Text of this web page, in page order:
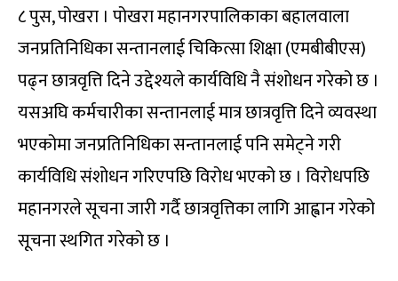
८ पुस, पोखरा । पोखरा महानगरपालिकाका बहालवाला
जनप्रतिनिधिका सन्तानलाई चिकित्सा शिक्षा (एमबीबीएस)
पढ्न छात्रवृत्ति दिने उद्देश्यले कार्यविधि नै संशोधन गरेको छ ।
यसअघि कर्मचारीका सन्तानलाई मात्र छात्रवृत्ति दिने व्यवस्था
भएकोमा जनप्रतिनिधिका सन्तानलाई पनि समेट्ने गरी
कार्यविधि संशोधन गरिएपछि विरोध भएको छ । विरोधपछि
महानगरले सूचना जारी गर्दै छात्रवृत्तिका लागि आह्वान गरेको
सूचना स्थगित गरेको छ ।